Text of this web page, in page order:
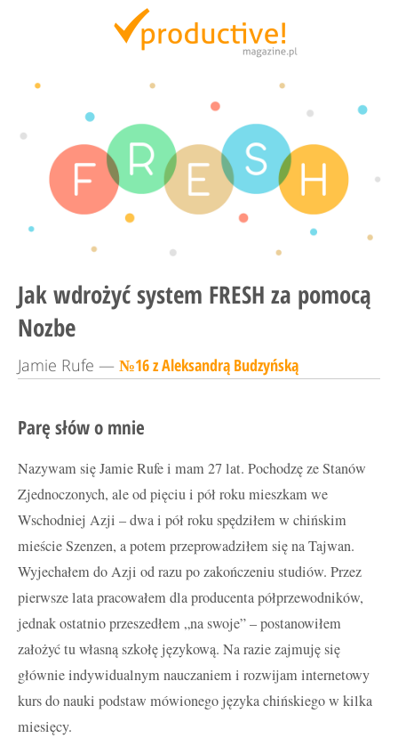
Productive Magazine
Jak wdrożyć system FRESH za pomocą
Nozbe
Jamie Rufe — №16 z Aleksandrą Budzyńską
Parę słów o mnie
Nazywam się Jamie Rufe i mam 27 lat. Pochodzę ze Stanów
Zjednoczonych, ale od pięciu i pół roku mieszkam we
Wschodniej Azji – dwa i pół roku spędziłem w chińskim
mieście Szenzen, a potem przeprowadziłem się na Tajwan.
Wyjechałem do Azji od razu po zakończeniu studiów. Przez
pierwsze lata pracowałem dla producenta półprzewodników,
jednak ostatnio przeszedłem „na swoje” – postanowiłem
założyć tu własną szkołę językową. Na razie zajmuję się
głównie indywidualnym nauczaniem i rozwijam internetowy
kurs do nauki podstaw mówionego języka chińskiego w kilka
miesięcy.